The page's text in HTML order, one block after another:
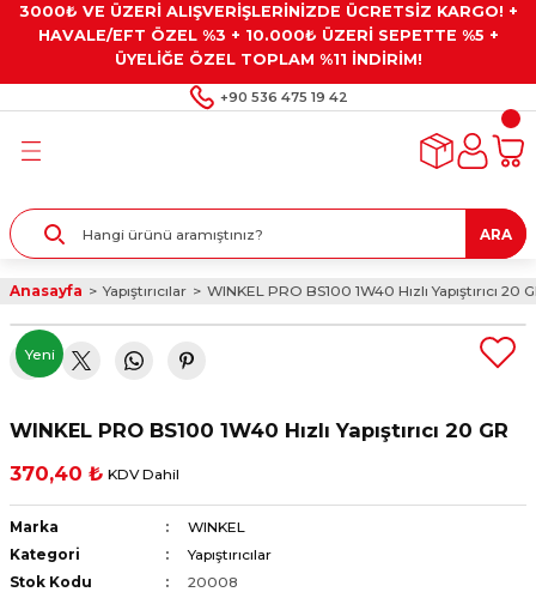
3000₺ VE ÜZERİ ALIŞVERİŞLERİNİZDE ÜCRETSİZ KARGO! +
HAVALE/EFT ÖZEL %3 + 10.000₺ ÜZERİ SEPETTE %5 +
ÜYELİĞE ÖZEL TOPLAM %11 İNDİRİM!
+90 536 475 19 42
Geri Dön
Geri Dön
Geri Dön
Gresler
Geri Dön
Alet Setleri
ve Multimetreler
ve Penseler
Geri Dön
Taşları ve
ARA
Anasayfa Yapıştırıcılar WINKEL PRO BS100 1W40 Hızlı Yapıştırıcı 20
Yeni
WINKEL PRO BS100 1W40 Hızlı Yapıştırıcı 20 GR
370,40 ₺ KDV Dahil
Marka
WINKEL
Kategori
Yapıştırıcılar
Stok Kodu
20008